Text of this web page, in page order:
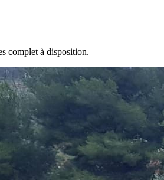
complet à disposition.